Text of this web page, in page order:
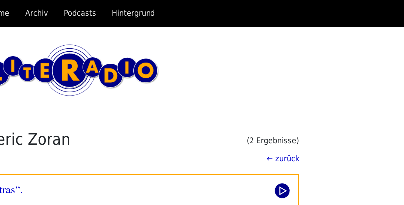
Archiv Podcasts Hintergrund
Zoran
(2 Ergebnisse)
← zurück